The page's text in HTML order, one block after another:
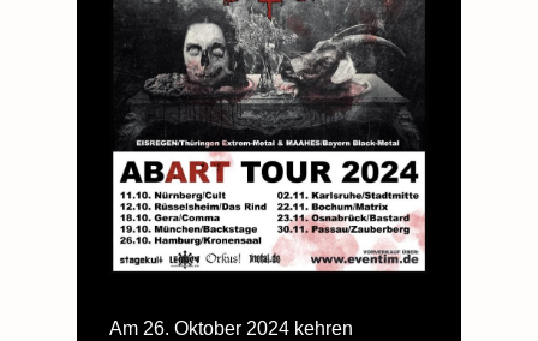
Am 26. Oktober 2024 kehren